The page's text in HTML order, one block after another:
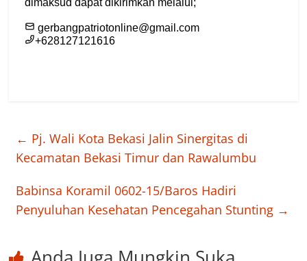
← Pj. Wali Kota Bekasi Jalin Sinergitas di
Kecamatan Bekasi Timur dan Rawalumbu
Babinsa Koramil 0602-15/Baros Hadiri
Penyuluhan Kesehatan Pencegahan Stunting →